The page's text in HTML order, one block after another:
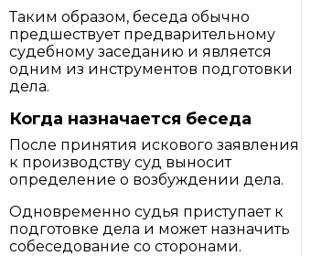
Таким образом, беседа обычно
предшествует предварительному
судебному заседанию и является
одним из инструментов подготовки
дела.
Когда назначается беседа
После принятия искового заявления
к производству суд выносит
определение о возбуждении дела.
Одновременно судья приступает к
подготовке дела и может назначить
собеседование со сторонами.